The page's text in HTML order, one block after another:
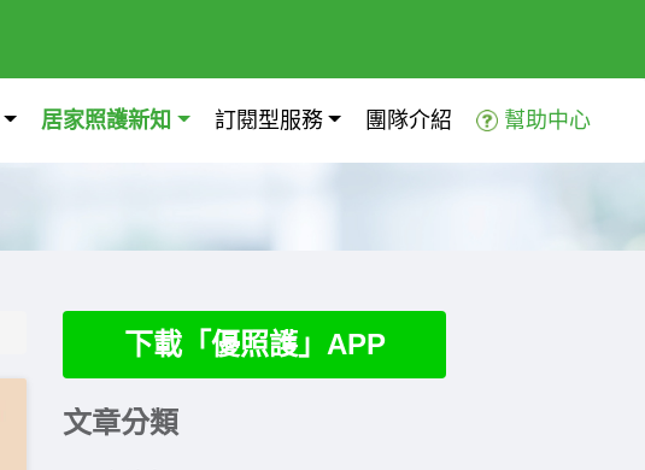
居家照護新知 訂閱型服務 團隊介紹 幫助中心
下載「優照護」APP
文章分類